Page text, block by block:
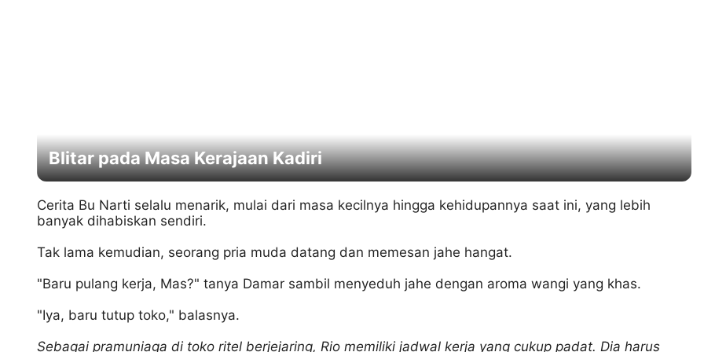
Daya Tarik Es Drop Blitar, Kuliner
Cerita Bu Narti selalu menarik, mulai dari masa kecilnya hingga kehidupannya saat ini, yang lebih
banyak dihabiskan sendiri.
Tak lama kemudian, seorang pria muda datang dan memesan jahe hangat.
"Baru pulang kerja, Mas?" tanya Damar sambil menyeduh jahe dengan aroma wangi yang khas.
"Iya, baru tutup toko," balasnya.
Sebagai pramuniaga di toko ritel berjejaring, Rio memiliki jadwal kerja yang cukup padat. Dia harus